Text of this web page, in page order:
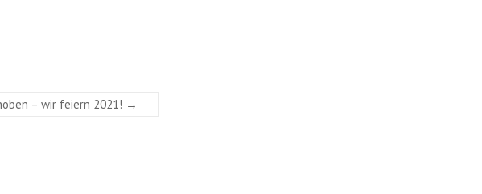
– wir feiern 2021! →